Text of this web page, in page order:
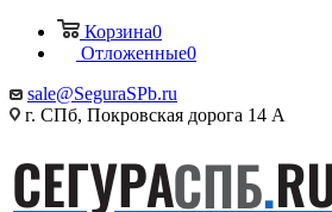
Корзина0
Отложенные0
sale@SeguraSPb.ru
г. СПб, Покровская дорога 14 А